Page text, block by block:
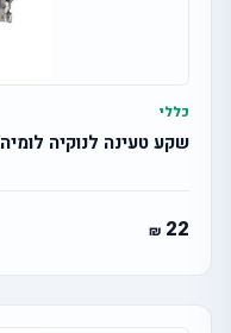
כללי
שקע טעינה לנוקיה לומיה 820
22